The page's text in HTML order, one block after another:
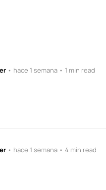
• hace 1 semana • 1 min read
• hace 1 semana • 4 min read